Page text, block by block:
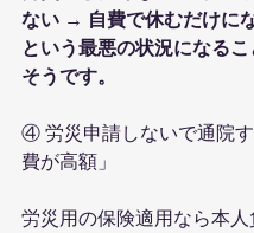
ない → 自費で休むだけに
という最悪の状況になるこ
そうです。
④ 労災申請しないで通院
費が高額」
労災用の保険適用なら本